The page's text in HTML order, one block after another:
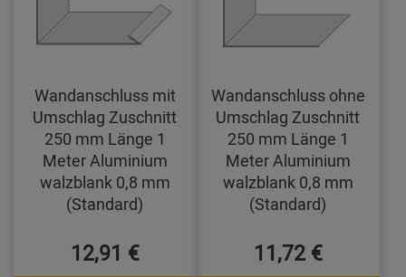
Wandanschluss mit
Umschlag Zuschnitt
250 mm Länge 1
Meter Aluminium
walzblank 0,8 mm
(Standard)
12,91 €
Wandanschluss ohne
Umschlag Zuschnitt
250 mm Länge 1
Meter Aluminium
walzblank 0,8 mm
(Standard)
11,72 €